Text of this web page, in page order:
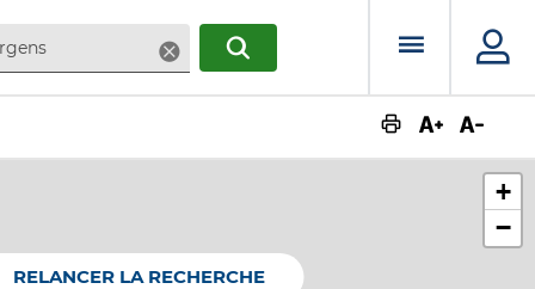
SupprimerRECHERCHERMenu
+
−
RELANCER LA RECHERCHE